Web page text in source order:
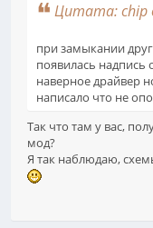
Цитата: chip
при замыкании
появилась надпись
наверное драйвер
написало что не
Так что там у вас,
мод?
Я так наблюдаю,